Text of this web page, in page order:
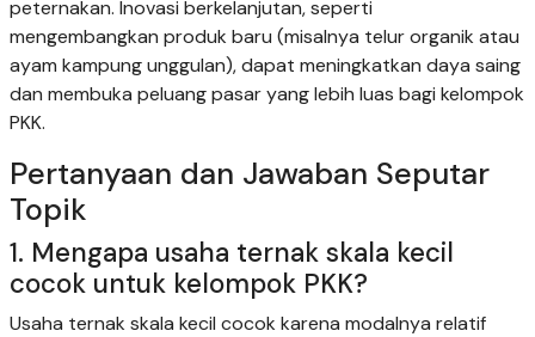
peternakan. Inovasi berkelanjutan, seperti
mengembangkan produk baru (misalnya telur organik atau
ayam kampung unggulan), dapat meningkatkan daya saing
dan membuka peluang pasar yang lebih luas bagi kelompok
PKK.
Pertanyaan dan Jawaban Seputar
Topik
1. Mengapa usaha ternak skala kecil
cocok untuk kelompok PKK?
Usaha ternak skala kecil cocok karena modalnya relatif